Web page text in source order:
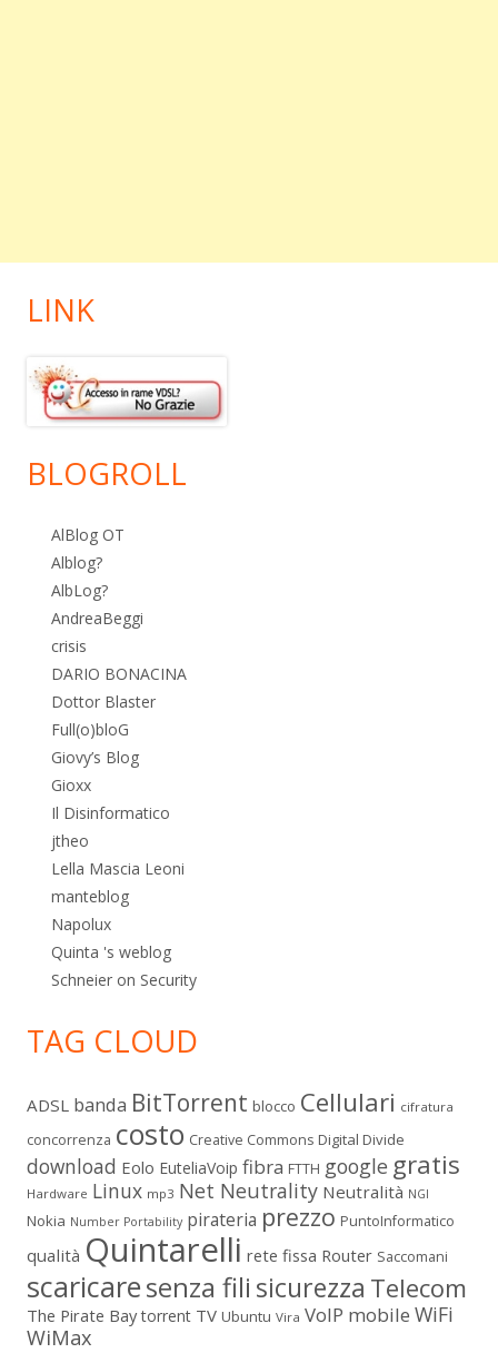
LINK
BLOGROLL
AlBlog OT
Alblog?
AlbLog?
AndreaBeggi
crisis
DARIO BONACINA
Dottor Blaster
Full(o)bloG
Giovy’s Blog
Gioxx
Il Disinformatico
jtheo
Lella Mascia Leoni
manteblog
Napolux
Quinta 's weblog
Schneier on Security
TAG CLOUD
ADSL banda BitTorrent blocco Cellulari cifratura
concorrenza costo Creative Commons Digital Divide
download Eolo EuteliaVoip fibra FTTH google gratis
Hardware Linux mp3 Net Neutrality Neutralità NGI
Nokia Number Portability pirateria prezzo PuntoInformatico
qualità Quintarelli rete fissa Router Saccomani
scaricaresenza fili sicurezza Telecom
The Pirate Bay torrent TV Ubuntu Vira VoIP mobile WiFi
WiMax